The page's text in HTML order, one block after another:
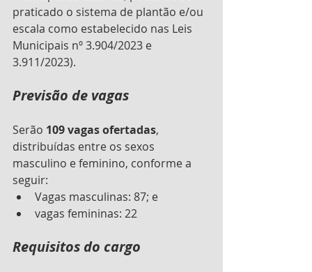
praticado o sistema de plantão e/ou
escala como estabelecido nas Leis
Municipais nº 3.904/2023 e
3.911/2023).
Previsão de vagas
Serão 109 vagas ofertadas,
distribuídas entre os sexos
masculino e feminino, conforme a
seguir:
Vagas masculinas: 87; e
vagas femininas: 22
Requisitos do cargo